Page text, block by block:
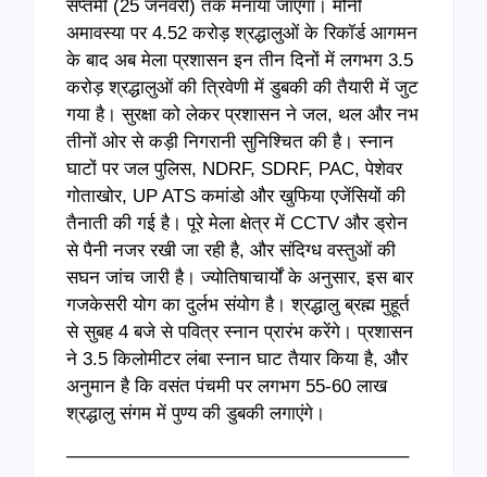
सप्तमी (25 जनवरी) तक मनाया जाएगा। मौनी
अमावस्या पर 4.52 करोड़ श्रद्धालुओं के रिकॉर्ड आगमन
के बाद अब मेला प्रशासन इन तीन दिनों में लगभग 3.5
करोड़ श्रद्धालुओं की त्रिवेणी में डुबकी की तैयारी में जुट
गया है। सुरक्षा को लेकर प्रशासन ने जल, थल और नभ
तीनों ओर से कड़ी निगरानी सुनिश्चित की है। स्नान
घाटों पर जल पुलिस, NDRF, SDRF, PAC, पेशेवर
गोताखोर, UP ATS कमांडो और खुफिया एजेंसियों की
तैनाती की गई है। पूरे मेला क्षेत्र में CCTV और ड्रोन
से पैनी नजर रखी जा रही है, और संदिग्ध वस्तुओं की
सघन जांच जारी है। ज्योतिषाचार्यों के अनुसार, इस बार
गजकेसरी योग का दुर्लभ संयोग है। श्रद्धालु ब्रह्म मुहूर्त
से सुबह 4 बजे से पवित्र स्नान प्रारंभ करेंगे। प्रशासन
ने 3.5 किलोमीटर लंबा स्नान घाट तैयार किया है, और
अनुमान है कि वसंत पंचमी पर लगभग 55-60 लाख
श्रद्धालु संगम में पुण्य की डुबकी लगाएंगे।
——————————————————–